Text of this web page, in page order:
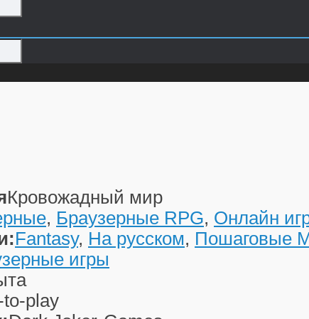
Кровожадный мир
, Браузерные RPG, Онлайн
Fantasy, На русском, Пошаговые
игры
to-play